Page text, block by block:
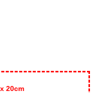
20cm